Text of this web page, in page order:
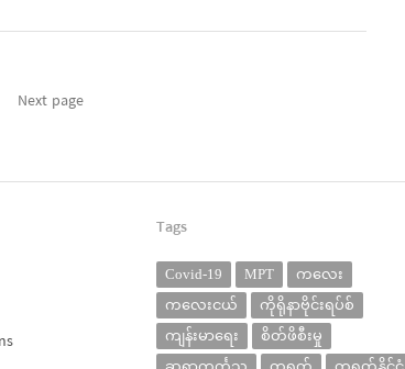
post
PageNext page
Tags
Covid-19 MPT
ကလေး
ကလေးငယ်
ကိုရိုနာဗိုင်းရပ်စ်
ကျန်းမာရေး
စိတ်ဖိစီးမှု